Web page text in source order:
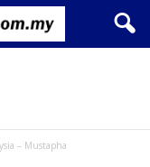
– Mustapha